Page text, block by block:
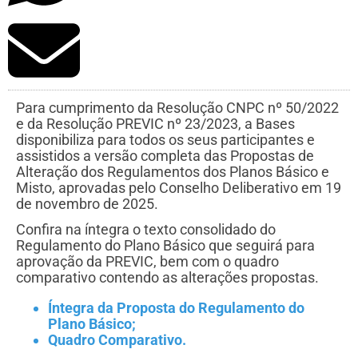
Para cumprimento da Resolução CNPC nº 50/2022
e da Resolução PREVIC nº 23/2023, a Bases
disponibiliza para todos os seus participantes e
assistidos a versão completa das Propostas de
Alteração dos Regulamentos dos Planos Básico e
Misto, aprovadas pelo Conselho Deliberativo em 19
de novembro de 2025.
Confira na íntegra o texto consolidado do
Regulamento do Plano Básico que seguirá para
aprovação da PREVIC, bem com o quadro
comparativo contendo as alterações propostas.
Íntegra da Proposta do Regulamento do
Plano Básico;
Quadro Comparativo.